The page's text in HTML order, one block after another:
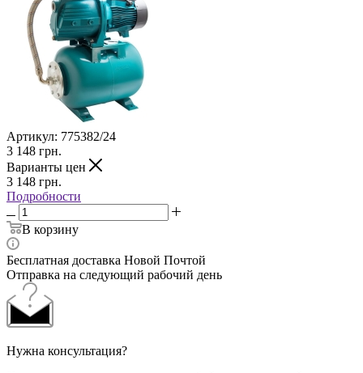
Артикул: 775382/24
3 148 грн.
Варианты цен
3 148 грн.
Подробности
В корзину
Бесплатная доставка Новой Почтой
Отправка на следующий рабочий день
Нужна консультация?